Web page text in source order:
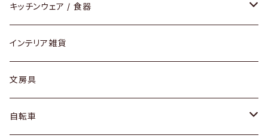
ダイニングセット / ダイニングテーブル
ローテーブル / サイドテーブル
デスク / コンソール
ドレッサー
テーブルランプ / デスクスタンド
フロアライト
アクセサリー
リング
ピアス / イヤリング
財布
バッグ
アウター
キッチンウェア / 食器
グラス / タンブラー
カップ / マグ
プレート / ボウル
インテリア雑貨
文房具
自転車